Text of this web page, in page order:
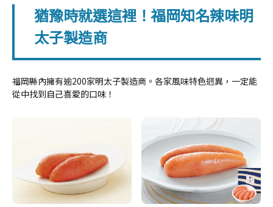
猶豫時就選這裡！福岡知名辣味明
太子製造商
福岡縣內擁有逾200家明太子製造商。各家風味特色迥異，一定能
從中找到自己喜愛的口味！